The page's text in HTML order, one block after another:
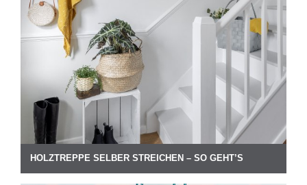
HOLZTREPPE SELBER STREICHEN – SO GEHT’S